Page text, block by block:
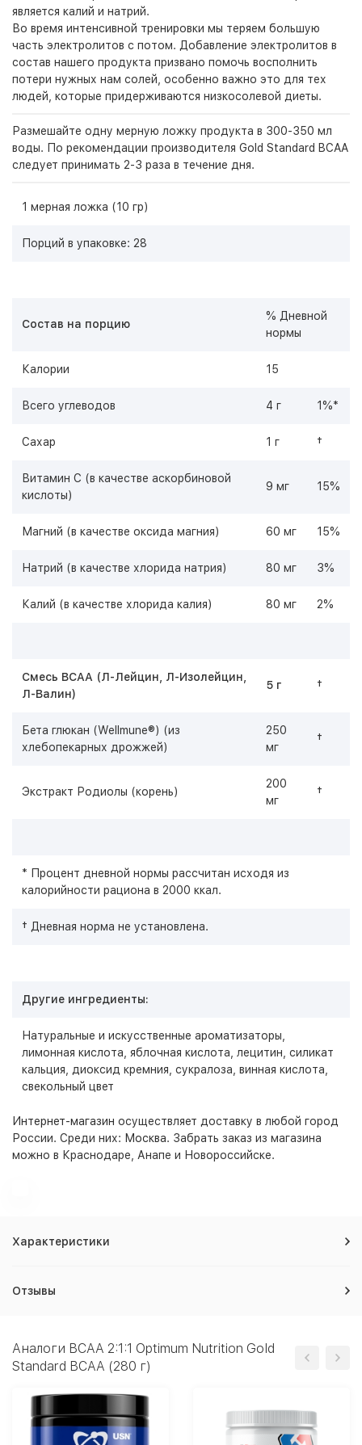
является калий и натрий.
Во время интенсивной тренировки мы теряем большую
часть электролитов с потом. Добавление электролитов в
состав нашего продукта призвано помочь восполнить
потери нужных нам солей, особенно важно это для тех
людей, которые придерживаются низкосолевой диеты.
Размешайте одну мерную ложку продукта в 300-350 мл
воды. По рекомендации производителя Gold Standard BCAA
следует принимать 2-3 раза в течение дня.
1 мерная ложка (10 гр)
Порций в упаковке: 28
Состав на порцию
% Дневной
нормы
Калории 15
Всего углеводов 4 г 1%*
Сахар 1 г †
Витамин C (в качестве аскорбиновой
кислоты)
9 мг 15%
Магний (в качестве оксида магния) 60 мг 15%
Натрий (в качестве хлорида натрия) 80 мг 3%
Калий (в качестве хлорида калия) 80 мг 2%
Смесь BCAA (Л-Лейцин, Л-Изолейцин,
Л-Валин)
5 г †
Бета глюкан (Wellmune®) (из
хлебопекарных дрожжей)
250
мг
†
Экстракт Родиолы (корень)
200
мг
†
* Процент дневной нормы рассчитан исходя из
калорийности рациона в 2000 ккал.
† Дневная норма не установлена.
Другие ингредиенты:
Натуральные и искусственные ароматизаторы,
лимонная кислота, яблочная кислота, лецитин, силикат
кальция, диоксид кремния, сукралоза, винная кислота,
свекольный цвет
Интернет-магазин осуществляет доставку в любой город
России. Среди них: Москва. Забрать заказ из магазина
можно в Краснодаре, Анапе и Новороссийске.
Характеристики
Отзывы
Аналоги BCAA 2:1:1 Optimum Nutrition Gold
Standard BCAA (280 г)